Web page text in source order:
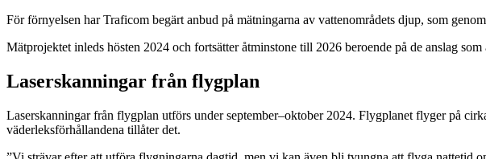
För förnyelsen har Traficom begärt anbud på mätningarna av vattenområdets djup, som
Mätprojektet inleds hösten 2024 och fortsätter åtminstone till 2026 beroende på de anslag som
Laserskanningar från flygplan
Laserskanningar från flygplan utförs under september–oktober 2024. Flygplanet flyger på
väderleksförhållandena tillåter det.